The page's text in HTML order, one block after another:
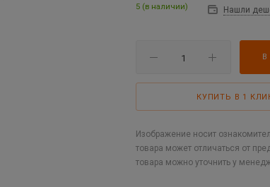
5 (в наличии) Нашли
В
КУПИТЬ В 1
Изображение носит
товара может отличаться от
товара можно уточнить у